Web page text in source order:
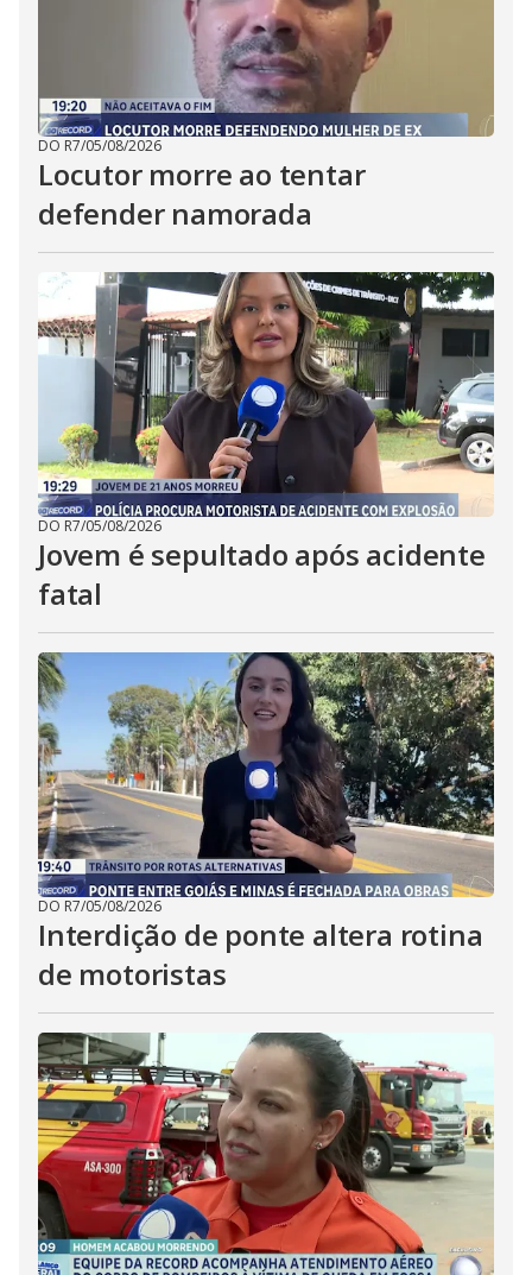
DO R7/05/08/2026
Locutor morre ao tentar
defender namorada
DO R7/05/08/2026
Jovem é sepultado após acidente
fatal
DO R7/05/08/2026
Interdição de ponte altera rotina
de motoristas